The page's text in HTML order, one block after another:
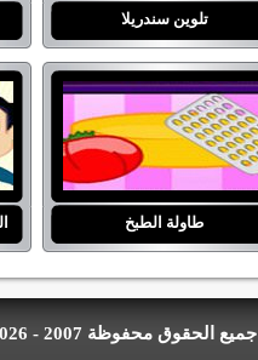
تلوين سندريلا
طاولة الطبخ
جميع الحقوق محفوظة 2007 - 2026 | العاب بنات جدة دولز